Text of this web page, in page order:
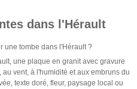
dans l'Hérault
une tombe dans l'Hérault ?
une plaque en granit avec gravure
vent, à l'humidité et aux embruns du
texte doré, fleur, paysage local ou